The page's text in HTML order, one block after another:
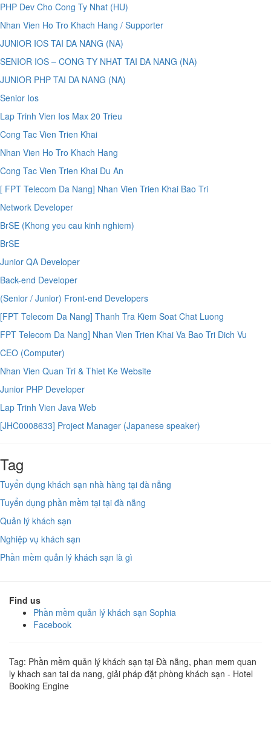
PHP Dev Cho Cong Ty Nhat (HU)
Nhan Vien Ho Tro Khach Hang / Supporter
JUNIOR IOS TAI DA NANG (NA)
SENIOR IOS – CONG TY NHAT TAI DA NANG (NA)
JUNIOR PHP TAI DA NANG (NA)
Senior Ios
Lap Trinh Vien Ios Max 20 Trieu
Cong Tac Vien Trien Khai
Nhan Vien Ho Tro Khach Hang
Cong Tac Vien Trien Khai Du An
[ FPT Telecom Da Nang] Nhan Vien Trien Khai Bao Tri
Network Developer
BrSE (Khong yeu cau kinh nghiem)
BrSE
Junior QA Developer
Back-end Developer
(Senior / Junior) Front-end Developers
[FPT Telecom Da Nang] Thanh Tra Kiem Soat Chat Luong
FPT Telecom Da Nang] Nhan Vien Trien Khai Va Bao Tri Dich Vu
CEO (Computer)
Nhan Vien Quan Tri & Thiet Ke Website
Junior PHP Developer
Lap Trinh Vien Java Web
[JHC0008633] Project Manager (Japanese speaker)
Tag
Tuyển dụng khách sạn nhà hàng tại đà nẵng
Tuyển dụng phần mềm tại tại đà nẵng
Quản lý khách sạn
Nghiệp vụ khách sạn
Phần mềm quản lý khách sạn là gì
Find us
Phần mềm quản lý khách sạn Sophia
Facebook
Tag: Phần mềm quản lý khách sạn tại Đà nẵng, phan mem quan
ly khach san tai da nang, giải pháp đặt phòng khách sạn - Hotel
Booking Engine